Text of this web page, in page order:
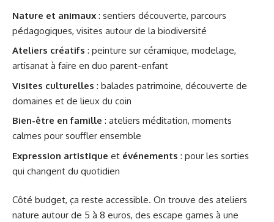
Nature et animaux : sentiers découverte, parcours
pédagogiques, visites autour de la biodiversité
Ateliers créatifs : peinture sur céramique, modelage,
artisanat à faire en duo parent-enfant
Visites culturelles : balades patrimoine, découverte de
domaines et de lieux du coin
Bien-être en famille : ateliers méditation, moments
calmes pour souffler ensemble
Expression artistique et événements : pour les sorties
qui changent du quotidien
Côté budget, ça reste accessible. On trouve des ateliers
nature autour de 5 à 8 euros, des escape games à une